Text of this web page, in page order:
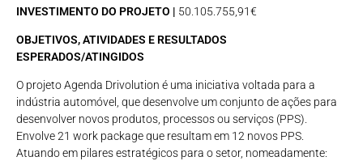
INVESTIMENTO DO PROJETO | 50.105.755,91€
OBJETIVOS, ATIVIDADES E RESULTADOS
ESPERADOS/ATINGIDOS
O projeto Agenda Drivolution é uma iniciativa voltada para a
indústria automóvel, que desenvolve um conjunto de ações para
desenvolver novos produtos, processos ou serviços (PPS).
Envolve 21 work package que resultam em 12 novos PPS.
Atuando em pilares estratégicos para o setor, nomeadamente: